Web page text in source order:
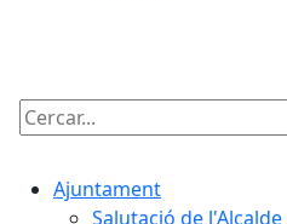
Cercar:
Ajuntament
Salutació de l'Alcalde